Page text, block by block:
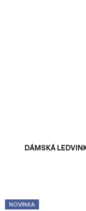
DÁMSKÁ
NOVINKA